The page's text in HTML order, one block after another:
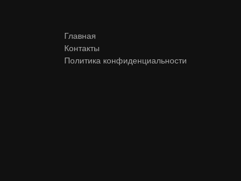
Главная
Контакты
Политика конфиденциальности